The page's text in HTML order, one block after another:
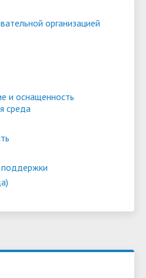
организацией
и оснащенность
среда